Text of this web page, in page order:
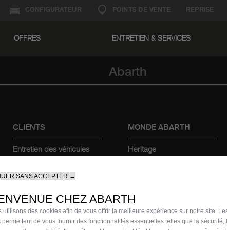
CONFIGURATEUR POINTS DE VENTE REPRISE
OFFRES ENTRETIEN & SERVICES
Abarth
CLIENTS
Entretien des véhicules
Kits & Accessoires
Contacter un
MONDE ABARTH
Heritage
SANS ACCEPTER →
CHEZ ABARTH
utilisons des cookies afin de vous offrir la meilleure expérience sur notre site.
permettent de vous fournir des fonctionnalités essentielles telles que la sécurité,